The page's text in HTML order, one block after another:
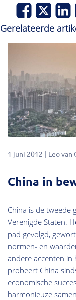
Gerelateerde
1 juni 2012 Leo van
China in
China is de tweede
Verenigde Staten.
pad gevolgd,
normen- en
andere accenten
probeert China
economische
harmonieuze